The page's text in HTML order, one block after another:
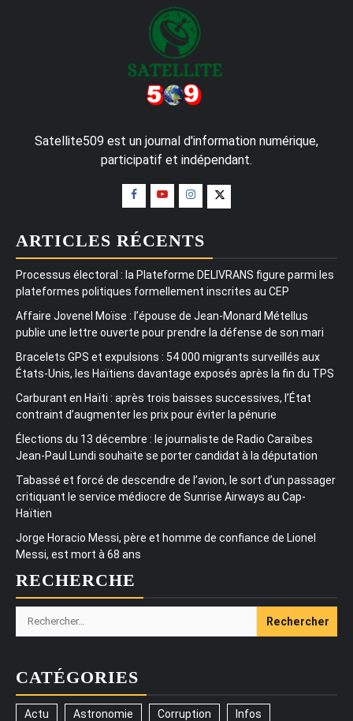
Satellite509 est un journal d'information numérique,
participatif et indépendant.
ARTICLES RÉCENTS
Processus électoral : la Plateforme DELIVRANS figure parmi les
plateformes politiques formellement inscrites au CEP
Affaire Jovenel Moïse : l’épouse de Jean-Monard Métellus
publie une lettre ouverte pour prendre la défense de son mari
Bracelets GPS et expulsions : 54 000 migrants surveillés aux
États-Unis, les Haïtiens davantage exposés après la fin du TPS
Carburant en Haïti : après trois baisses successives, l’État
contraint d’augmenter les prix pour éviter la pénurie
Élections du 13 décembre : le journaliste de Radio Caraïbes
Jean-Paul Lundi souhaite se porter candidat à la députation
Tabassé et forcé de descendre de l’avion, le sort d’un passager
critiquant le service médiocre de Sunrise Airways au Cap-
Haïtien
Jorge Horacio Messi, père et homme de confiance de Lionel
Messi, est mort à 68 ans
RECHERCHE
Rechercher :
CATÉGORIES
Actu Astronomie Corruption Infos